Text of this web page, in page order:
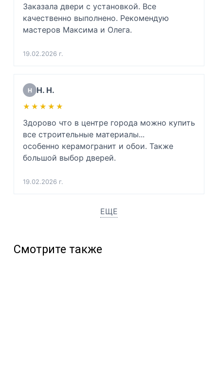
физике звуковой волны, напряжении
металлов и тех. процессе монтажа дверей
да и просто хороший человек)
Заказала двери с установкой. Все
качественно выполнено. Рекомендую
мастеров Максима и Олега.
19.02.2026 г.
Н Н. Н.
★★★★★
★★★★★
Здорово что в центре города можно купить
все строительные материалы...
особенно керамогранит и обои. Также
большой выбор дверей.
19.02.2026 г.
ЕЩЕ
Смотрите также